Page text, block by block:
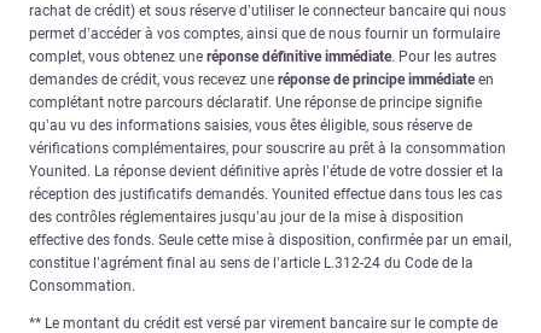
rachat de crédit) et sous réserve d’utiliser le connecteur bancaire qui nous
permet d’accéder à vos comptes, ainsi que de nous fournir un formulaire
complet, vous obtenez une réponse définitive immédiate. Pour les autres
demandes de crédit, vous recevez une réponse de principe immédiateen
complétant notre parcours déclaratif. Une réponse de principe signifie
qu’au vu des informations saisies, vous êtes éligible, sous réserve de
vérifications complémentaires, pour souscrire au prêt à la consommation
Younited. La réponse devient définitive après l’étude de votre dossier et la
réception des justificatifs demandés. Younited effectue dans tous les cas
des contrôles réglementaires jusqu’au jour de la mise à disposition
effective des fonds. Seule cette mise à disposition, confirmée par un email,
constitue l’agrément final au sens de l’article L.312-24 du Code de la
Consommation.
** Le montant du crédit est versé par virement bancaire sur le compte de